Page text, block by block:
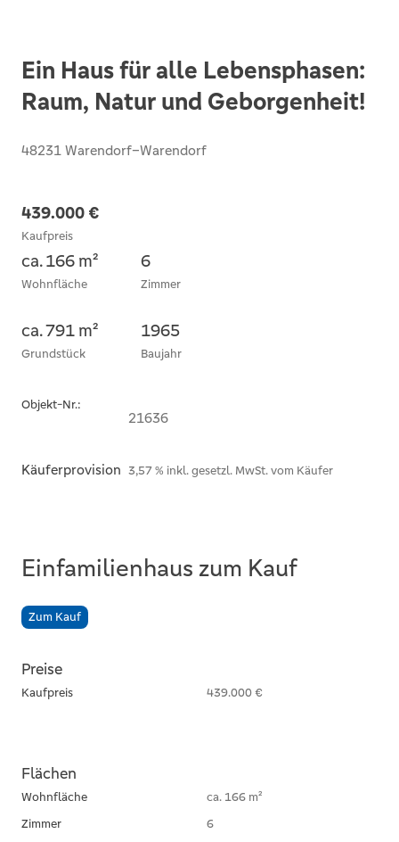
Ein Haus für alle Lebensphasen:
Raum, Natur und Geborgenheit!
48231 Warendorf–Warendorf
439.000 €
Kaufpreis
ca. 166 m²
Wohnfläche
6
Zimmer
ca. 791 m²
Grundstück
1965
Baujahr
Objekt-Nr.:
21636
Käuferprovision 3,57 % inkl. gesetzl. MwSt. vom Käufer
Einfamilienhaus zum Kauf
Zum Kauf
Preise
Kaufpreis 439.000 €
Flächen
Wohnfläche
ca. 166 m²
Zimmer
6